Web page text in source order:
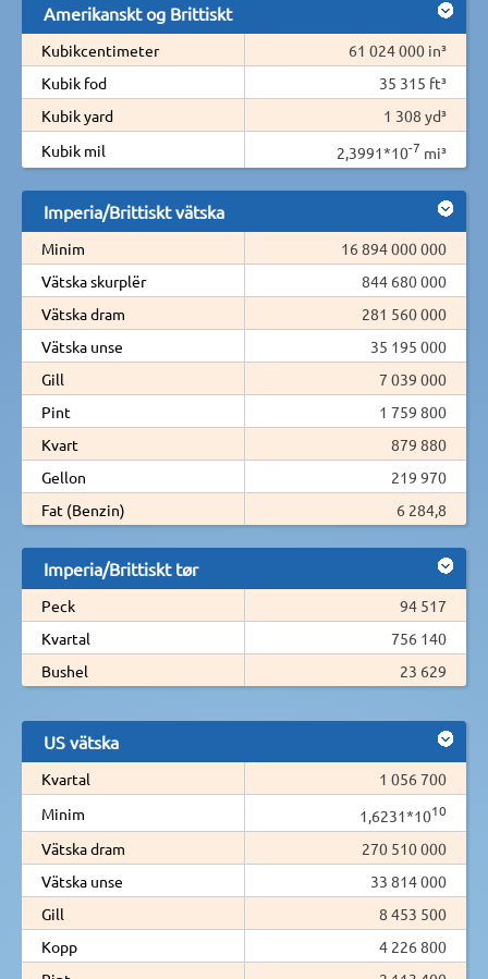
Amerikanskt og Brittiskt
Kubikcentimeter
61 024 000 in³
Kubik fod
35 315 ft³
Kubik yard
1 308 yd³
Kubik mil
2,3991*10-7 mi³
Imperia/Brittiskt vätska
Minim
16 894 000 000
Vätska skurplër
844 680 000
Vätska dram
281 560 000
Vätska unse
35 195 000
Gill
7 039 000
Pint
1 759 800
Kvart
879 880
Gellon
219 970
Fat (Benzin)
6 284,8
Imperia/Brittiskt tør
Peck
94 517
Kvartal
756 140
Bushel
23 629
US vätska
Kvartal
1 056 700
Minim
1,6231*1010
Vätska dram
270 510 000
Vätska unse
33 814 000
Gill
8 453 500
Kopp
4 226 800